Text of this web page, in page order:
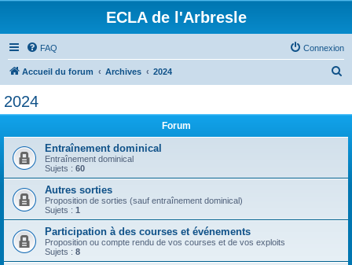
ECLA de l'Arbresle
FAQ Connexion
Accueil du forum Archives 2024
e
2024
Forum
Entraînement dominical
Entraînement dominical
Sujets : 60
Autres sorties
Proposition de sorties (sauf entraînement dominical)
Sujets : 1
Participation à des courses et événements
Proposition ou compte rendu de vos courses et de vos exploits
Sujets : 8